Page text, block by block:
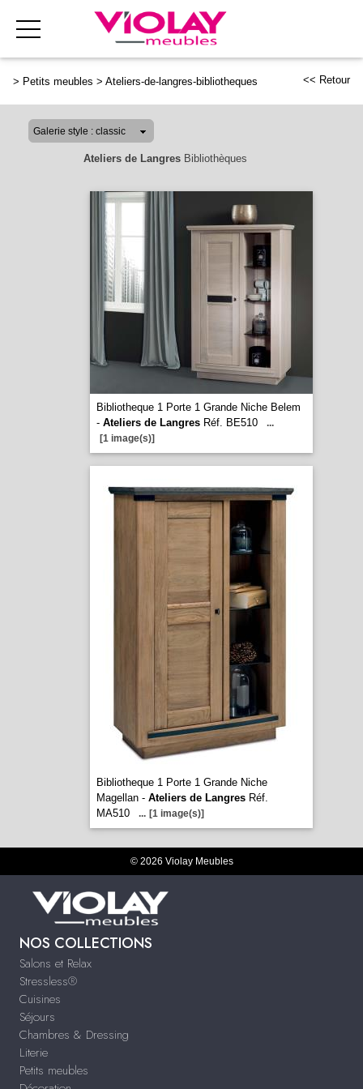
> Petits meubles > Ateliers-de-langres-bibliotheques << Retour
Ateliers de LangresBibliothèques
Bibliotheque 1 Porte 1 Grande Niche Belem
- Ateliers de LangresRéf. BE510
...
[1 image(s)]
Bibliotheque 1 Porte 1 Grande Niche
Magellan - Ateliers de LangresRéf.
MA510
... [1 image(s)]
© 2026 Violay Meubles
NOS COLLECTIONS
Salons et Relax
Stressless®
Cuisines
Séjours
Chambres & Dressing
Literie
Petits meubles